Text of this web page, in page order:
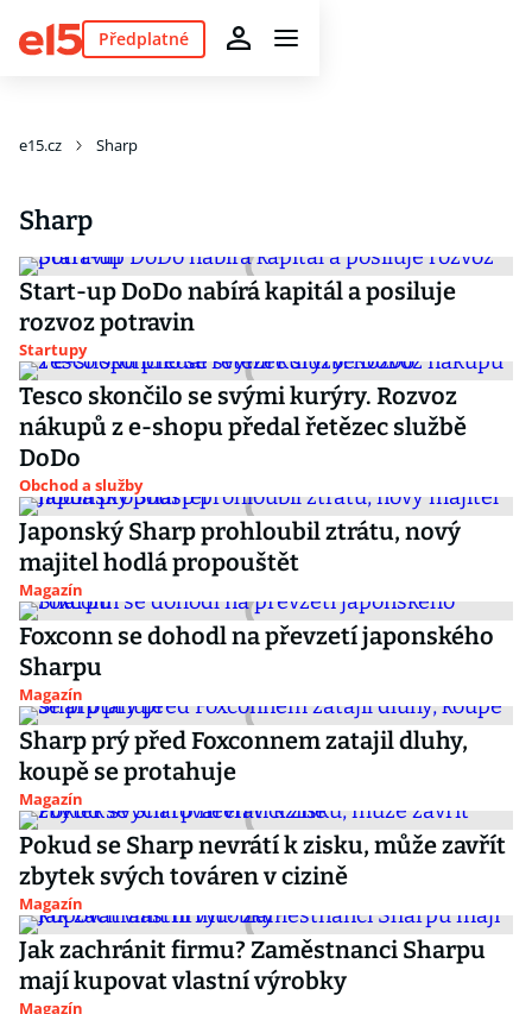
Předplatné
e15.cz Sharp
Sharp
Start-up DoDo nabírá kapitál a posiluje
rozvoz potravin
Startupy
Tesco skončilo se svými kurýry. Rozvoz
nákupů z e-shopu předal řetězec službě
DoDo
Obchod a služby
Japonský Sharp prohloubil ztrátu, nový
majitel hodlá propouštět
Magazín
Foxconn se dohodl na převzetí japonského
Sharpu
Magazín
Sharp prý před Foxconnem zatajil dluhy,
koupě se protahuje
Magazín
Pokud se Sharp nevrátí k zisku, může zavřít
zbytek svých továren v cizině
Magazín
Jak zachránit firmu? Zaměstnanci Sharpu
mají kupovat vlastní výrobky
Magazín